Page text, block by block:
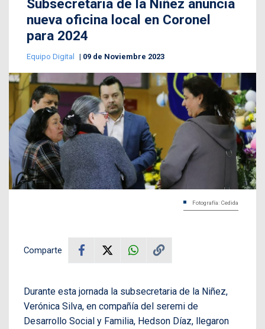
Subsecretaria de la Niñez anuncia
nueva oficina local en Coronel
para 2024
Equipo Digital 09 de Noviembre 2023
Fotografía: Cedida
Comparte
Durante esta jornada la subsecretaria de la Niñez,
Verónica Silva, en compañía del seremi de
Desarrollo Social y Familia, Hedson Díaz, llegaron